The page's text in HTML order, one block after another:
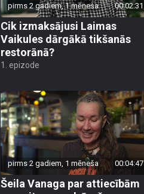
pirms 2 gadiem, 1 mēneša 00:02:31
Cik izmaksājusi Laimas
Vaikules dārgākā tikšanās
restorānā?
1. epizode
pirms 2 gadiem, 1 mēneša 00:04:47
Šeila Vanaga par attiecībām